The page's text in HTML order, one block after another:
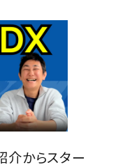
介からスター